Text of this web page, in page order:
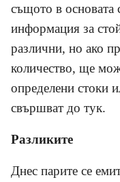
същото в
информация за
различни, но ако
количество, ще
определени стоки
свършват до тук.
Разликите
Днес парите се